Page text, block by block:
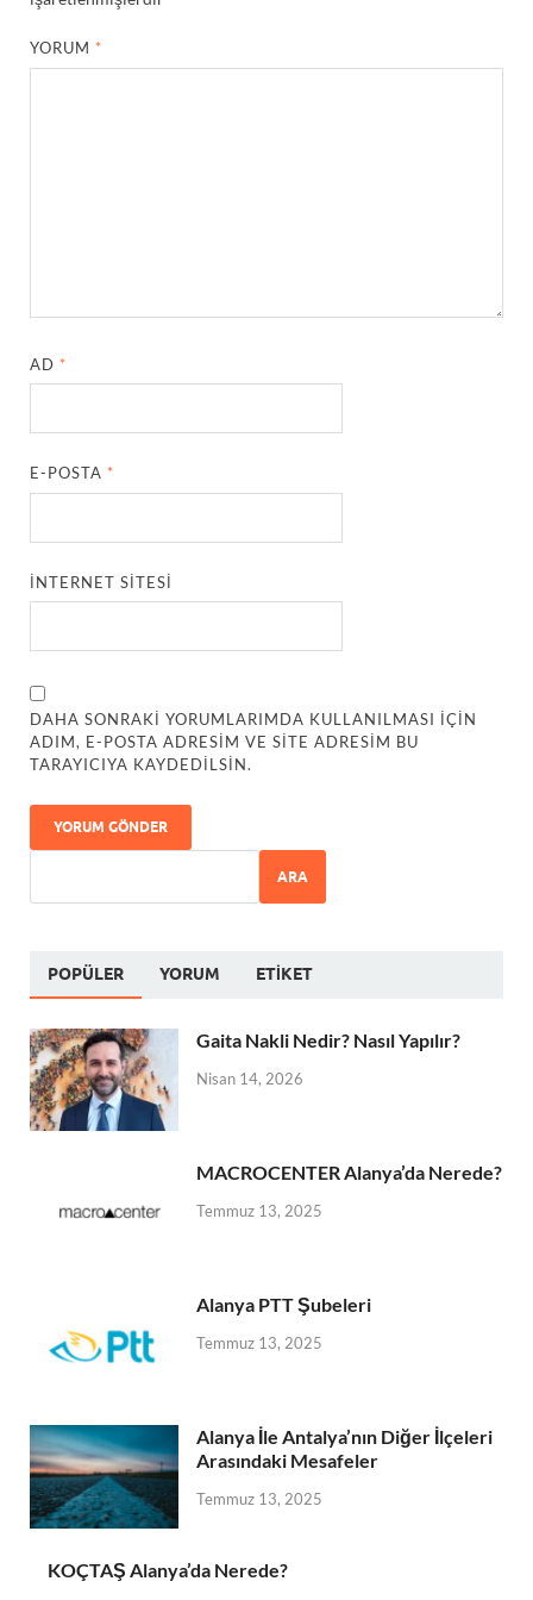
YORUM *
AD *
E-POSTA *
İNTERNET SITESI
DAHA SONRAKI YORUMLARIMDA KULLANILMASI IÇIN
ADIM, E-POSTA ADRESIM VE SITE ADRESIM BU
TARAYICIYA KAYDEDILSIN.
ARA
POPÜLER YORUM ETIKET
Gaita Nakli Nedir? Nasıl Yapılır?
Nisan 14, 2026
MACROCENTER Alanya’da Nerede?
Temmuz 13, 2025
Alanya PTT Şubeleri
Temmuz 13, 2025
Alanya İle Antalya’nın Diğer İlçeleri
Arasındaki Mesafeler
Temmuz 13, 2025
KOÇTAŞ Alanya’da Nerede?